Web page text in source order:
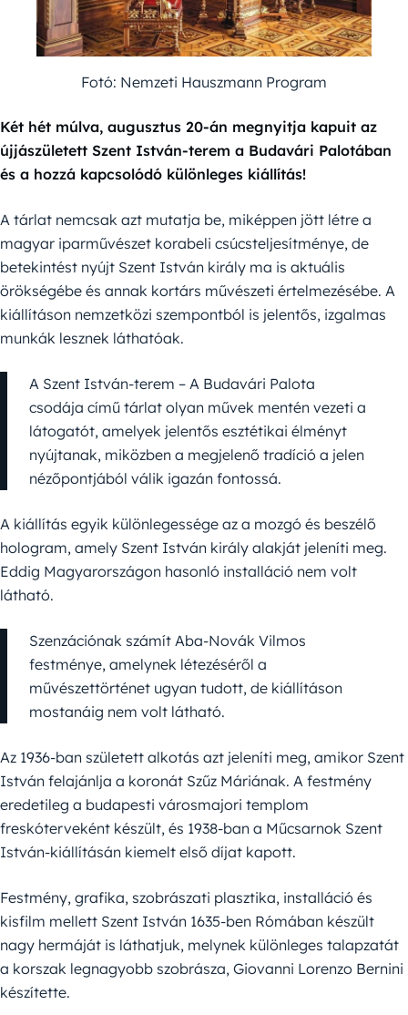
Fotó: Nemzeti Hauszmann Program
Két hét múlva, augusztus 20-án megnyitja kapuit az
újjászületett Szent István-terem a Budavári Palotában
és a hozzá kapcsolódó különleges kiállítás!
A tárlat nemcsak azt mutatja be, miképpen jött létre a
magyar iparművészet korabeli csúcsteljesítménye, de
betekintést nyújt Szent István király ma is aktuális
örökségébe és annak kortárs művészeti értelmezésébe. A
kiállításon nemzetközi szempontból is jelentős, izgalmas
munkák lesznek láthatóak.
A Szent István-terem – A Budavári Palota
csodája című tárlat olyan művek mentén vezeti a
látogatót, amelyek jelentős esztétikai élményt
nyújtanak, miközben a megjelenő tradíció a jelen
nézőpontjából válik igazán fontossá.
A kiállítás egyik különlegessége az a mozgó és beszélő
hologram, amely Szent István király alakját jeleníti meg.
Eddig Magyarországon hasonló installáció nem volt
látható.
Szenzációnak számít Aba-Novák Vilmos
festménye, amelynek létezéséről a
művészettörténet ugyan tudott, de kiállításon
mostanáig nem volt látható.
Az 1936-ban született alkotás azt jeleníti meg, amikor Szent
István felajánlja a koronát Szűz Máriának. A festmény
eredetileg a budapesti városmajori templom
freskóterveként készült, és 1938-ban a Műcsarnok Szent
István-kiállításán kiemelt első díjat kapott.
Festmény, grafika, szobrászati plasztika, installáció és
kisfilm mellett Szent István 1635-ben Rómában készült
nagy hermáját is láthatjuk, melynek különleges talapzatát
a korszak legnagyobb szobrásza, Giovanni Lorenzo Bernini
készítette.